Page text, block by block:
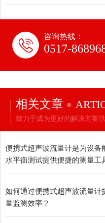
咨询热线：
0517-
相关文章
致力于成为更好的解决方案供
便携式超声波流量计是为设备
水平衡测试提供便捷的测量工
如何通过便携式超声波流量计
量监测效率？